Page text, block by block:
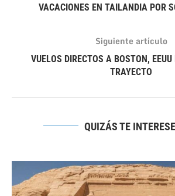
VACACIONES EN TAILANDIA POR
Siguiente artículo
VUELOS DIRECTOS A BOSTON,
TRAYECTO
QUIZÁS TE